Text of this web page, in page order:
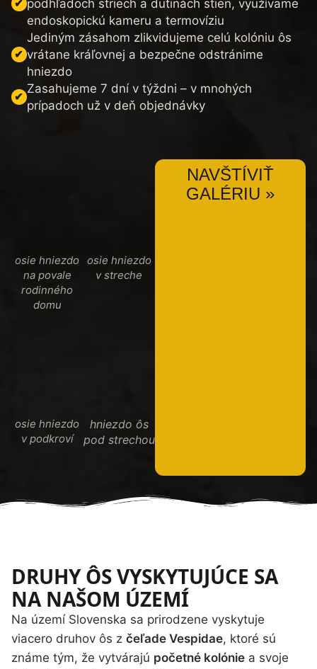
podhľadoch striech a dutinách stien, využívame
endoskopickú kameru a termovíziu
Jediným zásahom zlikvidujeme celú kolóniu ôs
vrátane kráľovnej a bezpečne odstránime
hniezdo
Zasahujeme 7 dní v týždni – v mnohých
prípadoch už v deň objednávky
osie hniezdo
na povale
rodinného
domu
osie hniezdo
v streche
osie hniezdo
v podkroví
hniezdo ôs
pod strechou
NAVŠTÍVIŤ
GALÉRIU »
DRUHY ÔS VYSKYTUJÚCE SA
NA NAŠOM ÚZEMÍ
Na území Slovenska sa prirodzene vyskytuje
viacero druhov ôs z čeľade Vespidae, ktoré sú
známe tým, že vytvárajú početné kolónie a svoje